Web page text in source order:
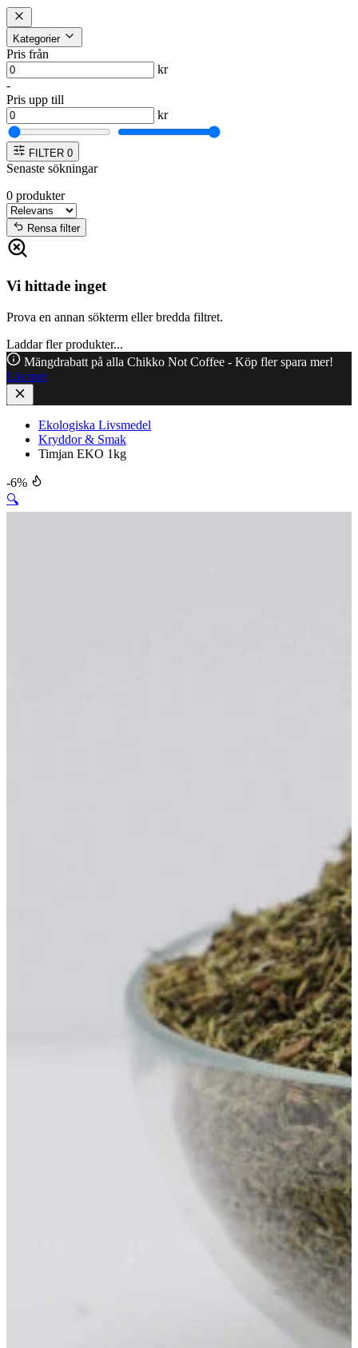
Kategorier
Pris från
kr
-
Pris upp till
kr
FILTER 0
Senaste sökningar
0 produkter
Rensa filter
Vi hittade inget
Prova en annan sökterm eller bredda filtret.
Laddar fler produkter...
Mängdrabatt på alla Chikko Not Coffee - Köp fler spara mer!
Läs mer
Ekologiska Livsmedel
Kryddor & Smak
Timjan EKO 1kg
-6%
🔍